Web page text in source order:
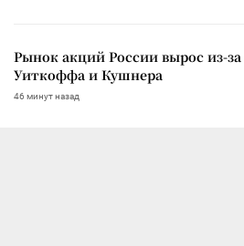
Рынок акций России вырос из-
Уиткоффа и Кушнера
46 минут назад